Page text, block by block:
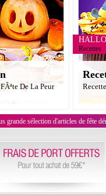
De La Peur
Recettes
grande sélection d'articles de fête